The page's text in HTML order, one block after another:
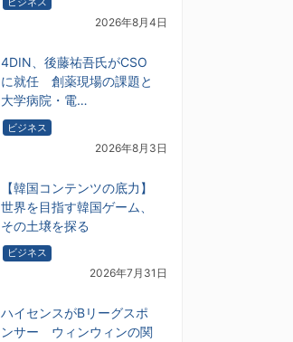
2026年8月4日
4DIN、後藤祐吾氏がCSO
に就任 創薬現場の課題と
大学病院・電…
ビジネス
2026年8月3日
【韓国コンテンツの底力】
世界を目指す韓国ゲーム、
その土壌を探る
ビジネス
2026年7月31日
ハイセンスがBリーグスポ
ンサー ウィンウィンの関